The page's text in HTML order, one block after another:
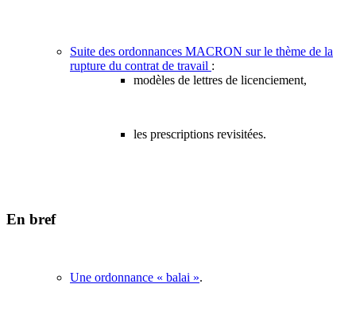
Suite des ordonnances MACRON sur le thème de la
rupture du contrat de travail :
modèles de lettres de licenciement,
les prescriptions revisitées.
En bref
Une ordonnance « balai ».